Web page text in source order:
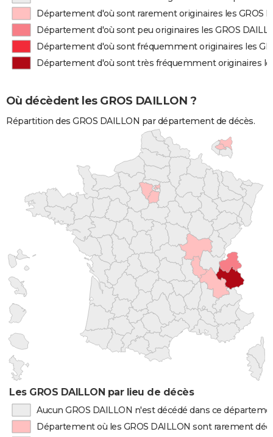
Département d'où sont rarement originaires les GROS
Département d'où sont peu originaires les GROS
Département d'où sont fréquemment originaires les
Département d'où sont très fréquemment originaires
Où décèdent les GROS DAILLON ?
Répartition des GROS DAILLON par département de décès.
Les GROS DAILLON par lieu de décès
Aucun GROS DAILLON n'est décédé dans ce
Département où les GROS DAILLON sont rarement